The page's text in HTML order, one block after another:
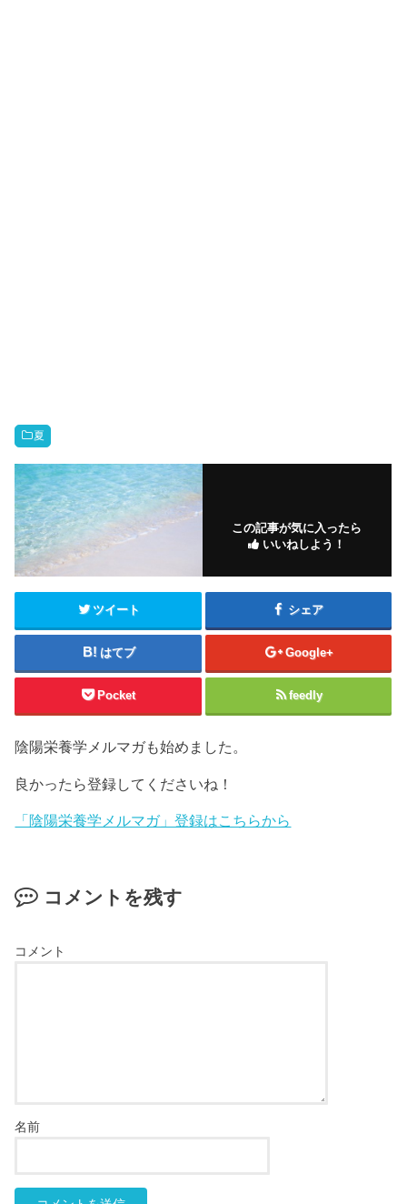
夏
この記事が気に入ったら
いいねしよう！
ツイート シェア
はてブ Google+
Pocket feedly
陰陽栄養学メルマガも始めました。
良かったら登録してくださいね！
「陰陽栄養学メルマガ」登録はこちらから
コメントを残す
コメント
名前